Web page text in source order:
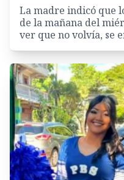
La madre indicó que
de la mañana del
ver que no volvía, se